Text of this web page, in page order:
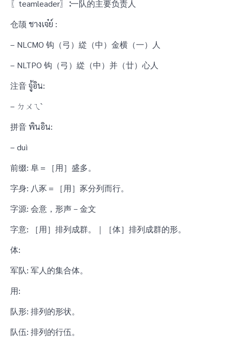
〖teamleader〗∶一队的主要负责人
仓颉 ชางเจ๋ย์ :
– NLCMO 钩（弓）緃（中）金横（一）人
– NLTPO 钩（弓）緃（中）并（廿）心人
注音 จู้อิน:
– ㄉㄨㄟˋ
拼音 พินอิน:
– duì
前缀: 阜＝［用］盛多。
字身: 八豕＝［用］豕分列而行。
字源: 会意，形声－金文
字意: ［用］排列成群。｜［体］排列成群的形。
体:
军队: 军人的集合体。
用:
队形: 排列的形状。
队伍: 排列的行伍。